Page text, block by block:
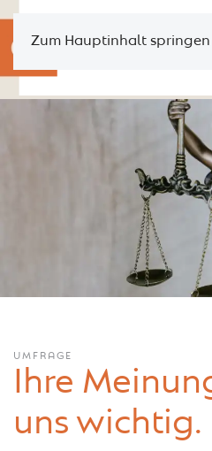
Zum Hauptinhalt springen
UMFRAGE
Ihre
uns wichtig.